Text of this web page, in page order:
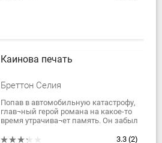
Каинова печать
Бреттон Селия
Попав в автомобильную катастрофу,
глав¬ный герой романа на какое-то
время утрачива¬ет память. Он забыл
обручен и собирался жениться, но...
3.3 (2)